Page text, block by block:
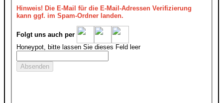
Hinweis!Die E-Mail für die E-Mail-Adressen Verifizierung
kann ggf. im Spam-Ordner landen.
Folgt uns auch per
Honeypot, bitte lassen Sie dieses Feld leer